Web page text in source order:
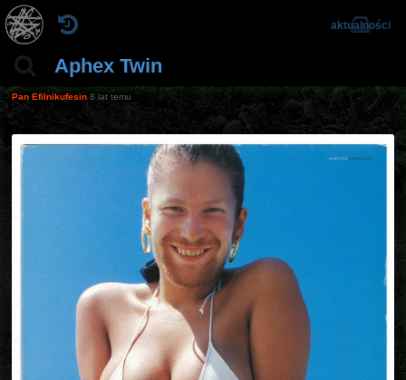
Aphex Twin
aktualności
Pan Efilnikufesin 8 lat temu